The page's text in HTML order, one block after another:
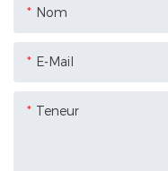
Nom
E-Mail
Teneur